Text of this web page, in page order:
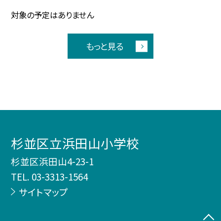
対象の予定はありません
もっと見る
杉並区立浜田山小学校
杉並区浜田山4-23-1
TEL. 03-3313-1564
サイトマップ